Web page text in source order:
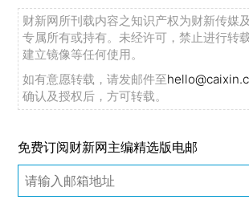
财新网所刊载内容之知识产权为财新传媒
专属所有或持有。未经许可，禁止进行转
建立镜像等任何使用。
如有意愿转载，请发邮件至
确认及授权后，方可转载。
免费订阅财新网主编精选版电邮